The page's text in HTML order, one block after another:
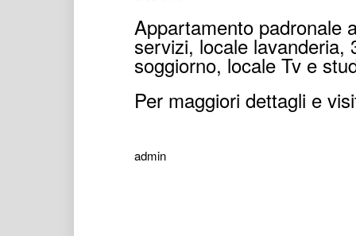
Appartamento padronale
servizi, locale lavanderia,
soggiorno, locale Tv e
Per maggiori dettagli e
admin